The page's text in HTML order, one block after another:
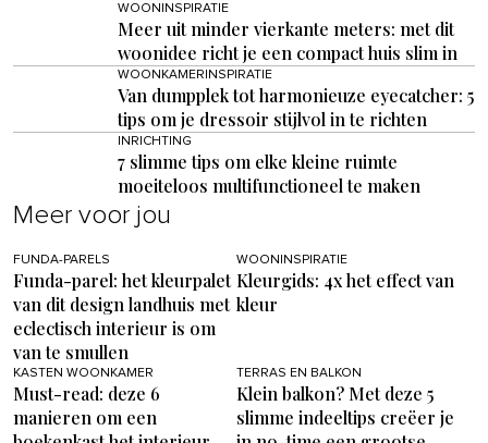
WOONINSPIRATIE
Meer uit minder vierkante meters: met dit
woonidee richt je een compact huis slim in
WOONKAMERINSPIRATIE
Van dumpplek tot harmonieuze eyecatcher: 5
tips om je dressoir stijlvol in te richten
INRICHTING
7 slimme tips om elke kleine ruimte
moeiteloos multifunctioneel te maken
Meer voor jou
FUNDA-PARELS
Funda-parel: het kleurpalet
van dit design landhuis met
eclectisch interieur is om
van te smullen
WOONINSPIRATIE
Kleurgids: 4x het effect van
kleur
KASTEN WOONKAMER
Must-read: deze 6
manieren om een
TERRAS EN BALKON
Klein balkon? Met deze 5
slimme indeeltips creëer je